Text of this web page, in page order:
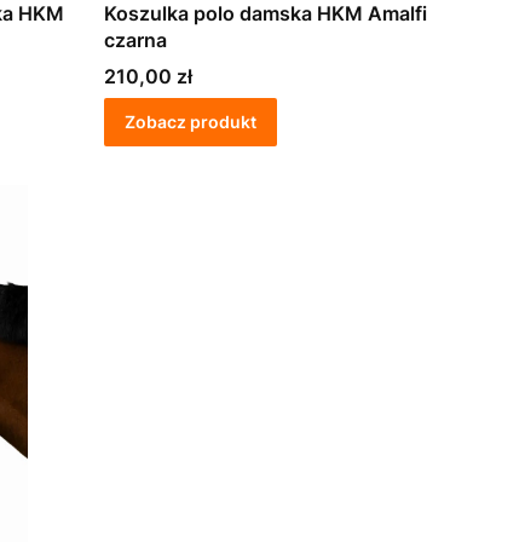
HKM
Koszulka polo damska HKM Amalfi
czarna
Cena
210,00 zł
Zobacz produkt